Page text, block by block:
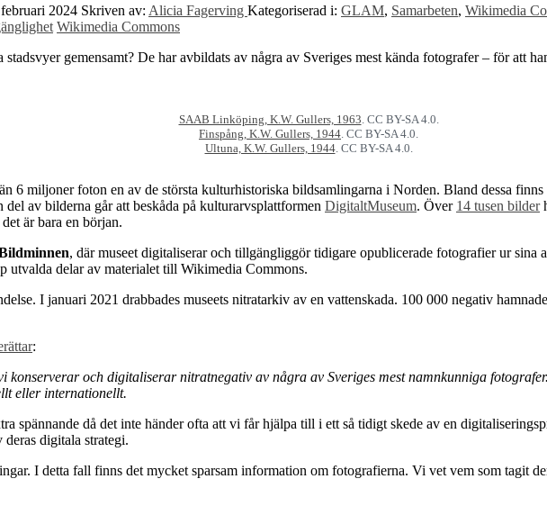
2024 Skriven av: Alicia Fagerving Kategoriserad i: GLAM, Samarbeten, Wikimedia
Wikimedia Commons
gemensamt? De har avbildats av några av Sveriges mest kända fotografer – för att
SAAB Linköping, K.W. Gullers, 1963 . CC BY-SA 4.0.
Finspång, K.W. Gullers, 1944 . CC BY-SA 4.0.
Ultuna, K.W. Gullers, 1944. CC BY-SA 4.0.
6 miljoner foton en av de största kulturhistoriska bildsamlingarna i Norden. Bland dessa
del av bilderna går att beskåda på kulturarvsplattformen DigitaltMuseum. Över 14 tusen bilder
är bara en början.
, där museet digitaliserar och tillgängliggör tidigare opublicerade fotografier ur
utvalda delar av materialet till Wikimedia Commons.
I januari 2021 drabbades museets nitratarkiv av en vattenskada. 100 000 negativ
:
och digitaliserar nitratnegativ av några av Sveriges mest namnkunniga
eller internationellt.
spännande då det inte händer ofta att vi får hjälpa till i ett så tidigt skede av en
digitala strategi.
I detta fall finns det mycket sparsam information om fotografierna. Vi vet vem som tagit